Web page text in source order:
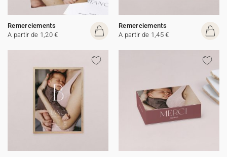
Remerciements
A partir de 1,20 €
Remerciements
A partir de 1,45 €